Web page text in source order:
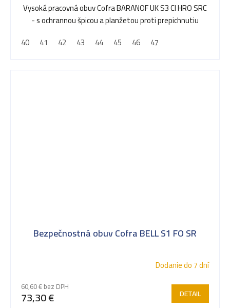
Vysoká pracovná obuv Cofra BARANOF UK S3 CI HRO SRC
- s ochrannou špicou a planžetou proti prepichnutiu
40
41 42 43 44 45 46 47
Bezpečnostná obuv Cofra BELL S1 FO SR
Dodanie do 7 dní
60,60 € bez DPH
73,30 € DETAIL